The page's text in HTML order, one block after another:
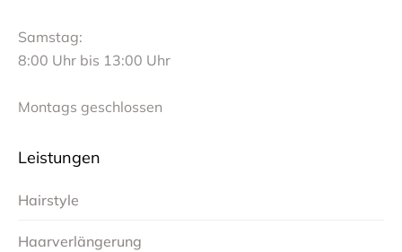
Samstag:
8:00 Uhr bis 13:00 Uhr
Montags geschlossen
Leistungen
Hairstyle
Haarverlängerung